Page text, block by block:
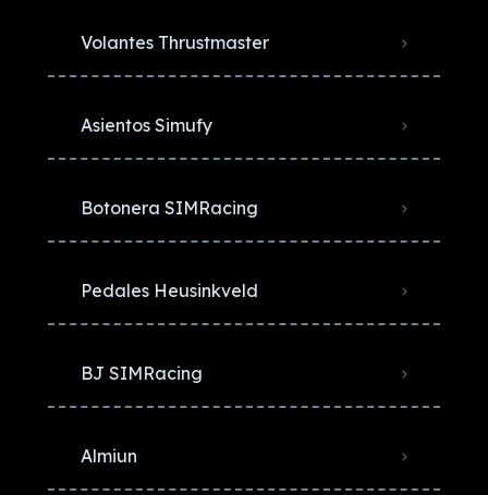
Volantes Thrustmaster
Asientos Simufy
Botonera SIMRacing
Pedales Heusinkveld
BJ SIMRacing
Almiun